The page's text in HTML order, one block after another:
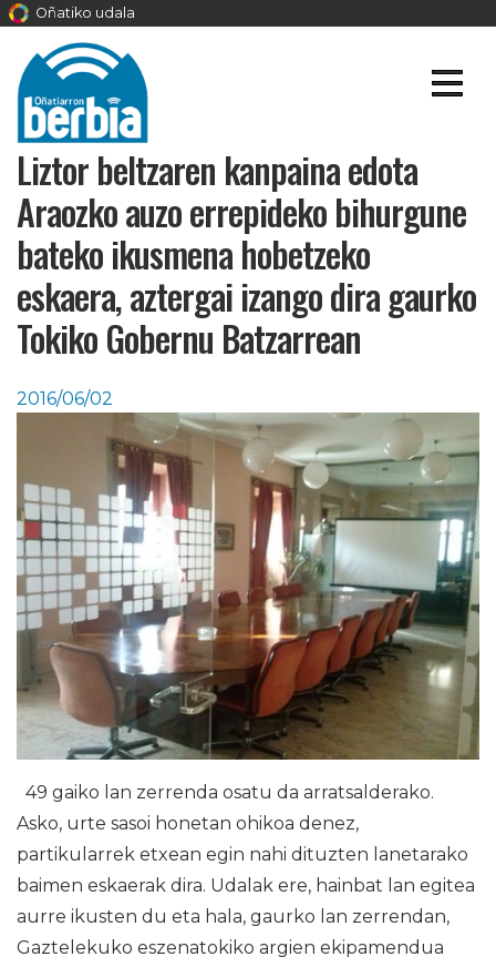
Oñatiko udala
Liztor beltzaren kanpaina edota
Araozko auzo errepideko bihurgune
bateko ikusmena hobetzeko
eskaera, aztergai izango dira gaurko
Tokiko Gobernu Batzarrean
2016/06/02
49 gaiko lan zerrenda osatu da arratsalderako.
Asko, urte sasoi honetan ohikoa denez,
partikularrek etxean egin nahi dituzten lanetarako
baimen eskaerak dira. Udalak ere, hainbat lan egitea
aurre ikusten du eta hala, gaurko lan zerrendan,
Gaztelekuko eszenatokiko argien ekipamendua